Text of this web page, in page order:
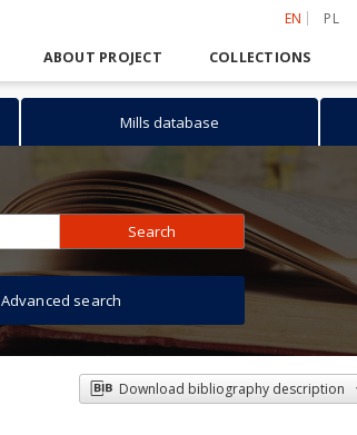
EN PL
ABOUT PROJECT COLLECTIONS
Mills database
Search
Advanced search
Download bibliography description